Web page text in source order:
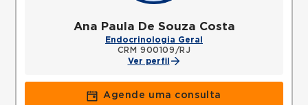
Ana Paula De Souza Costa
Endocrinologia Geral
CRM 900109/RJ
Ver perfil
Agende uma consulta